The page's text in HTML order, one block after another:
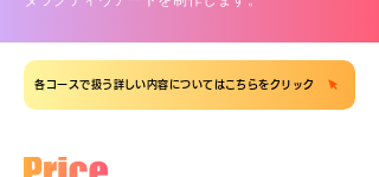
各コースで扱う詳しい内容についてはこちらをクリック